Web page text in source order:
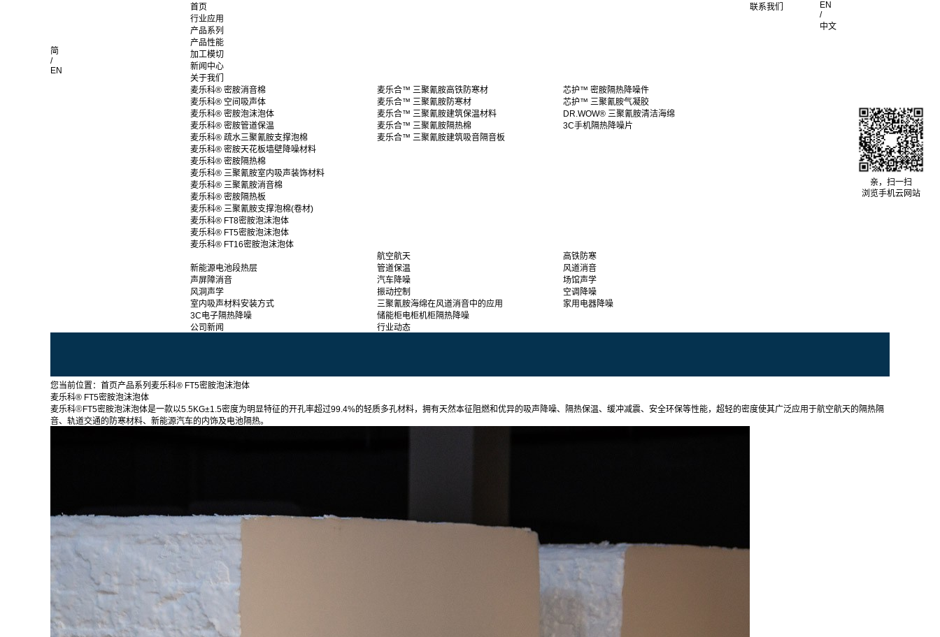
简
/
EN
首页
行业应用
产品系列
产品性能
加工模切
新闻中心
关于我们
麦乐科® 密胺消音棉
麦乐科® 空间吸声体
麦乐科® 密胺泡沫泡体
麦乐科® 密胺管道保温
麦乐科® 疏水三聚氰胺支撑泡棉
麦乐科® 密胺天花板墙壁降噪材料
麦乐科® 密胺隔热棉
麦乐科® 三聚氰胺室内吸声装饰材料
麦乐科® 三聚氰胺消音棉
麦乐科® 密胺隔热板
麦乐科® 三聚氰胺支撑泡棉(卷材)
麦乐科® FT8密胺泡沫泡体
麦乐科® FT5密胺泡沫泡体
麦乐科® FT16密胺泡沫泡体
麦乐合™ 三聚氰胺高铁防寒材
麦乐合™ 三聚氰胺防寒材
麦乐合™ 三聚氰胺建筑保温材料
麦乐合™ 三聚氰胺隔热棉
麦乐合™ 三聚氰胺建筑吸音隔音板
芯护™ 密胺隔热降噪件
芯护™ 三聚氰胺气凝胶
DR.WOW® 三聚氰胺清洁海绵
3C手机隔热降噪片
航空航天
高铁防寒
新能源电池段热层
管道保温
风道消音
声屏障消音
汽车降噪
场馆声学
风洞声学
振动控制
空调降噪
室内吸声材料安装方式
三聚氰胺海绵在风道消音中的应用
家用电器降噪
3C电子隔热降噪
储能柜电柜机柜隔热降噪
公司新闻
行业动态
联系我们
EN
/
中文
您当前位置： 首页产品系列 麦乐科® FT5密胺泡沫泡体
麦乐科® FT5密胺泡沫泡体
麦乐科®FT5密胺泡沫泡体是一款以5.5KG±1.5密度为明显特征的开孔率超过99.4%的轻质多孔材料，拥有天然本征阻燃和优异的吸声降噪、隔热保温、缓冲减震、安全环保等性能，超轻的密度使其广泛应用于航空航天的隔热隔
音、轨道交通的防寒材料、新能源汽车的内饰及电池隔热。
亲，扫一扫
浏览手机云网站